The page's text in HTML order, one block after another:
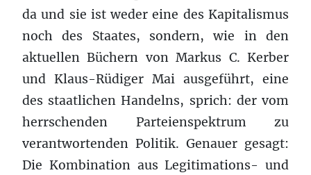
da und sie ist weder eine des Kapitalismus
noch des Staates, sondern, wie in den
aktuellen Büchern von Markus C. Kerber
und Klaus-Rüdiger Mai ausgeführt, eine
des staatlichen Handelns, sprich: der vom
herrschenden Parteienspektrum zu
verantwortenden Politik. Genauer gesagt:
Die Kombination aus Legitimations- und